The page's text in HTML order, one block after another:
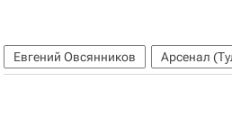
Евгений Овсянников Арсенал